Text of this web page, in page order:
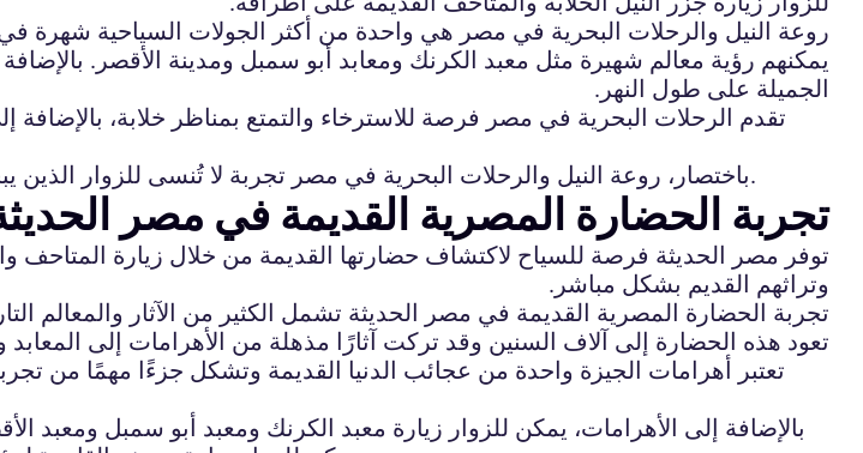
روعة النيل والرحلات البحرية في مصر هي واحدة من أكثر الجولات السياحية شهرة في
يمكنهم رؤية معالم شهيرة مثل معبد الكرنك ومعابد أبو سمبل ومدينة الأقصر. بالإضافة
الجميلة على طول النهر.
تقدم الرحلات البحرية في مصر فرصة للاسترخاء والتمتع بمناظر خلابة، بالإضافة
باختصار، روعة النيل والرحلات البحرية في مصر تجربة لا تُنسى للزوار الذين يبحثون عن مغامرة سياحية فريدة تجمع بين الجمال الطبيعي والتاريخ العريق.
تجربة الحضارة المصرية القديمة في مصر
توفر مصر الحديثة فرصة للسياح لاكتشاف حضارتها القديمة من خلال زيارة المتاحف
وتراثهم القديم بشكل مباشر.
تجربة الحضارة المصرية القديمة في مصر الحديثة تشمل الكثير من الآثار والمعالم
تعود هذه الحضارة إلى آلاف السنين وقد تركت آثارًا مذهلة من الأهرامات إلى المعابد
تعتبر أهرامات الجيزة واحدة من عجائب الدنيا القديمة وتشكل جزءًا مهمًا من
بالإضافة إلى الأهرامات، يمكن للزوار زيارة معبد الكرنك ومعبد أبو سمبل ومعبد